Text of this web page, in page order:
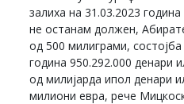
залиха на 31.03.2023
не останам должен,
од 500 милиграми,
година 950.292.000 денари
од милијарда ипол денари
милиони евра, рече